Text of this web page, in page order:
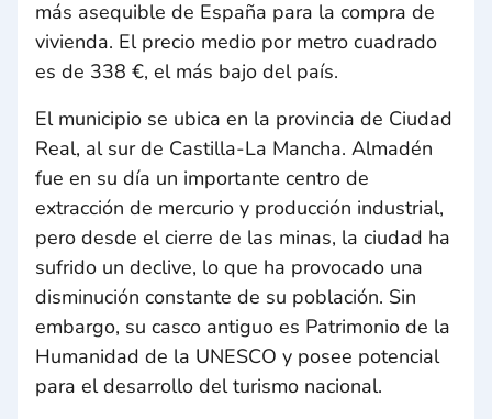
más asequible de España para la compra de
vivienda. El precio medio por metro cuadrado
es de 338 €, el más bajo del país.
El municipio se ubica en la provincia de Ciudad
Real, al sur de Castilla-La Mancha. Almadén
fue en su día un importante centro de
extracción de mercurio y producción industrial,
pero desde el cierre de las minas, la ciudad ha
sufrido un declive, lo que ha provocado una
disminución constante de su población. Sin
embargo, su casco antiguo es Patrimonio de la
Humanidad de la UNESCO y posee potencial
para el desarrollo del turismo nacional.